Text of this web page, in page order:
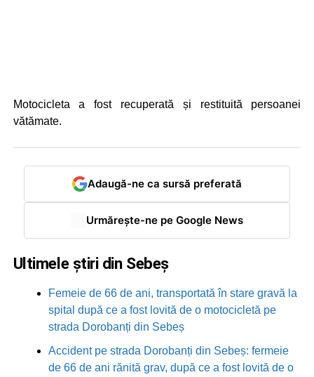
Motocicleta a fost recuperată și restituită persoanei
vătămate.
Adaugă-ne ca sursă preferată
Urmărește-ne pe Google News
Ultimele știri din Sebeș
Femeie de 66 de ani, transportată în stare gravă la
spital după ce a fost lovită de o motocicletă pe
strada Dorobanți din Sebeș
Accident pe strada Dorobanți din Sebeș: fermeie
de 66 de ani rănită grav, după ce a fost lovită de o